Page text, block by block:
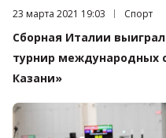
Дата публикации:
23 марта 2021 19:03 Спорт
Сборная Италии
турнир международных
Казани»